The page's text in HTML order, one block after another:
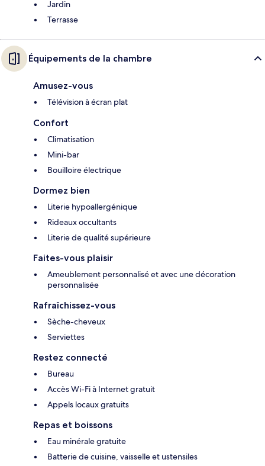
Jardin
Terrasse
Équipements de la chambre
Amusez-vous
Télévision à écran plat
Confort
Climatisation
Mini-bar
Bouilloire électrique
Dormez bien
Literie hypoallergénique
Rideaux occultants
Literie de qualité supérieure
Faites-vous plaisir
Ameublement personnalisé et avec une décoration
personnalisée
Rafraîchissez-vous
Sèche-cheveux
Serviettes
Restez connecté
Bureau
Accès Wi-Fi à Internet gratuit
Appels locaux gratuits
Repas et boissons
Eau minérale gratuite
Batterie de cuisine, vaisselle et ustensiles